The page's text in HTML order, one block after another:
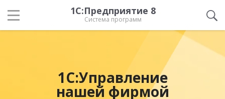
1С:Предприятие 8
Система программ
1С:Управление
нашей фирмой